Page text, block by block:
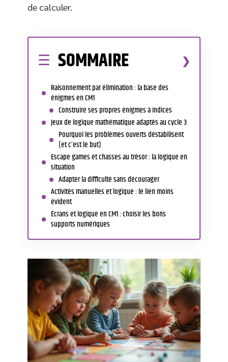
de calculer.
SOMMAIRE
Raisonnement par élimination : la base des
énigmes en CM1
Construire ses propres énigmes à indices
Jeux de logique mathématique adaptés au cycle 3
Pourquoi les problèmes ouverts déstabilisent
(et c’est le but)
Escape games et chasses au trésor : la logique en
situation
Adapter la difficulté sans décourager
Activités manuelles et logique : le lien moins
évident
Écrans et logique en CM1 : choisir les bons
supports numériques